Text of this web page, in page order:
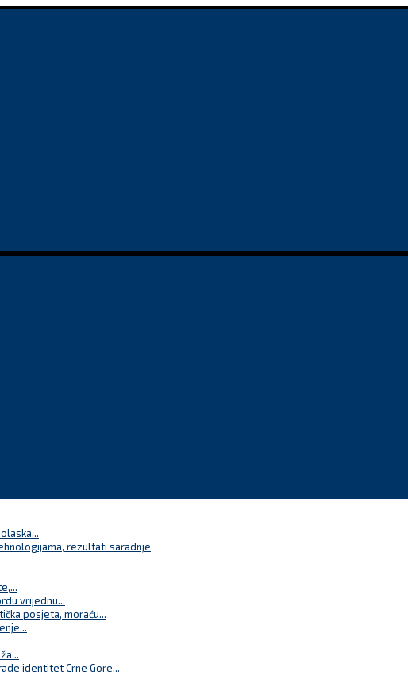
rezultati saradnje
vrijednu...
posjeta, moraću...
identitet Crne Gore...